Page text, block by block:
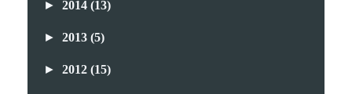
► 2014 (13)
► 2013 (5)
► 2012 (15)